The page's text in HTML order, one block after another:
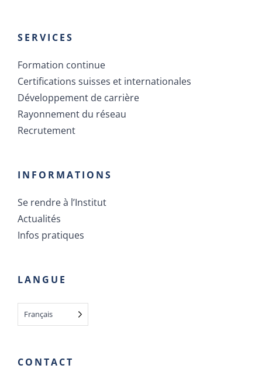
SERVICES
Formation continue
Certifications suisses et internationales
Développement de carrière
Rayonnement du réseau
Recrutement
INFORMATIONS
Se rendre à l’Institut
Actualités
Infos pratiques
LANGUE
Français
CONTACT